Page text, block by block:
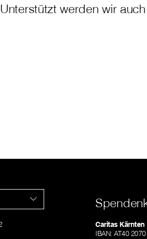
Unterstützt werden wir
Caritas Kärnten
IBAN: AT40